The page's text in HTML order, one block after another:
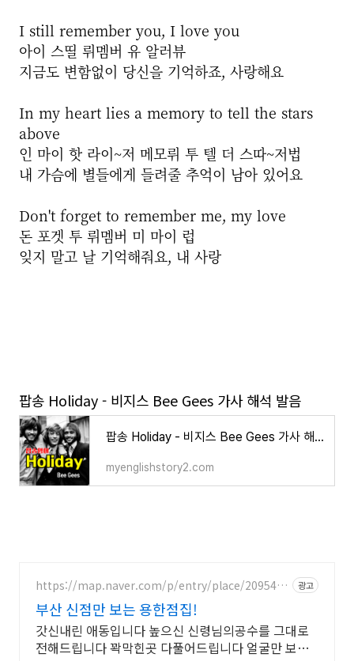
I still remember you, I love you
아이 스띨 뤼멤버 유 알러뷰
지금도 변함없이 당신을 기억하죠, 사랑해요
In my heart lies a memory to tell the stars
above
인 마이 핫 라이~저 메모뤼 투 텔 더 스따~저법
내 가슴에 별들에게 들려줄 추억이 남아 있어요
Don't forget to remember me, my love
돈 포겟 투 뤼멤버 미 마이 럽
잊지 말고 날 기억해줘요, 내 사랑
팝송 Holiday - 비지스 Bee Gees 가사 해석 발음
팝송 Holiday - 비지스 Bee Gees 가사 해석 발음
myenglishstory2.com
https://map.naver.com/p/entry/place/2095432
광고
부산 신점만 보는 용한점집!
갓신내린 애동입니다 높으신 신령님의공수를 그대로
전해드립니다 꽉막힌곳 다풀어드립니다 얼굴만 보면